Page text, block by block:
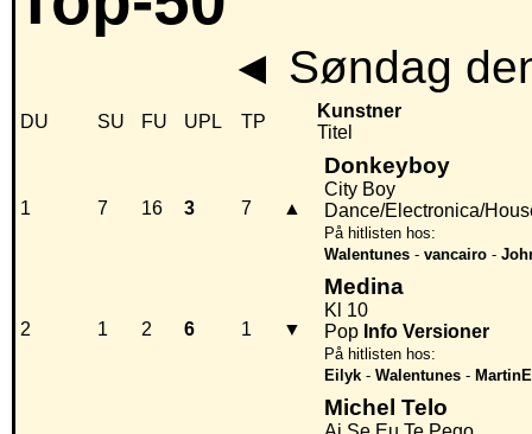
◄ Søndag
DU SU FU UPL TP
Kunstner
Titel
1 7 16 3 7 ▲
Donkeyboy
City Boy
Dance/Electronica/
På hitlisten hos:
Walentunes - vancairo -
2 1 2 6 1 ▼
Medina
Kl 10
Pop Info Versioner
På hitlisten hos:
Eilyk - Walentunes -
Michel Telo